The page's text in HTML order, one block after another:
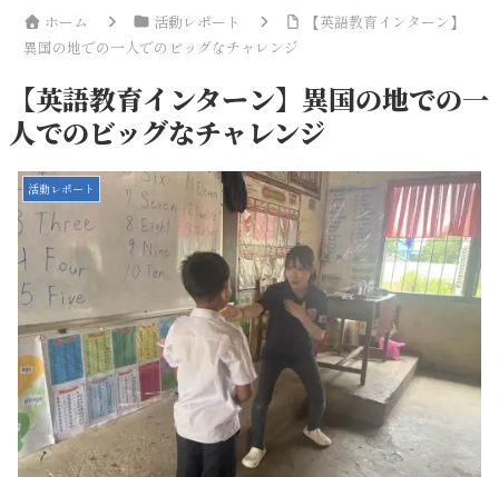
ホーム 活動レポート
【英語教育インターン】
異国の地での一人でのビッグなチャレンジ
【英語教育インターン】異国の地での一
人でのビッグなチャレンジ
活動レポート